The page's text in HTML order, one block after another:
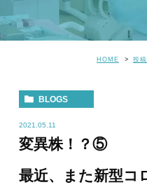
HOME 投
BLOGS
2021.05.11
変異株！？⑤
最近、また新型コ